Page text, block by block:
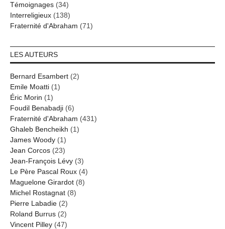
Témoignages (34)
Interreligieux (138)
Fraternité d'Abraham (71)
LES AUTEURS
Bernard Esambert (2)
Emile Moatti (1)
Éric Morin (1)
Foudil Benabadji (6)
Fraternité d'Abraham (431)
Ghaleb Bencheikh (1)
James Woody (1)
Jean Corcos (23)
Jean-François Lévy (3)
Le Père Pascal Roux (4)
Maguelone Girardot (8)
Michel Rostagnat (8)
Pierre Labadie (2)
Roland Burrus (2)
Vincent Pilley (47)